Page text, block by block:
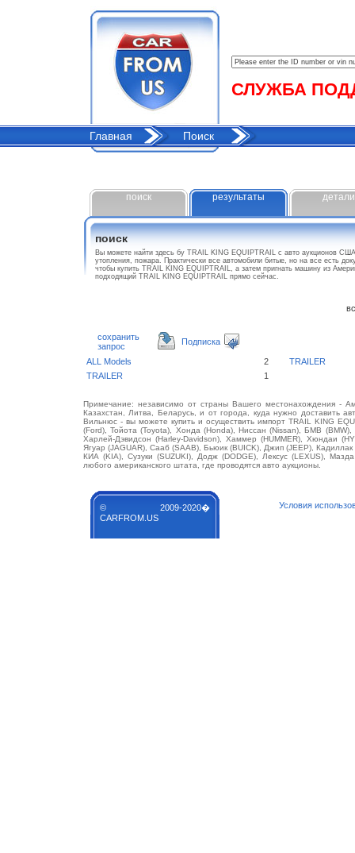
СЛУЖБА
Главная Поиск
поиск результаты детали
поиск
Вы можете найти здесь бу TRAIL KING EQUIPTRAIL с авто аукционов
утопления, пожара. Практически все автомобили битые, но на все есть
чтобы купить TRAIL KING EQUIPTRAIL, а затем пригнать машину из
подходящий TRAIL KING EQUIPTRAIL прямо сейчас.
сохранить
запрос
Подписка
ALL Models 2
TRAILER
TRAILER
1
Примечание: независимо от страны Вашего местонахождения -
Казахстан, Литва, Беларусь, и от города, куда нужно доставить
Вильнюс - вы можете купить и осуществить импорт TRAIL KING
(Ford), Тойота (Toyota), Хонда (Honda), Ниссан (Nissan), БМВ
Харлей-Дэвидсон (Harley-Davidson), Хаммер (HUMMER), Хюндаи
Ягуар (JAGUAR), Сааб (SAAB), Бьюик (BUICK), Джип (JEEP),
КИА (KIA), Сузуки (SUZUKI), Додж (DODGE), Лексус (LEXUS),
любого американского штата, где проводятся авто аукционы.
© 2009-2020�
CARFROM.US
Условия